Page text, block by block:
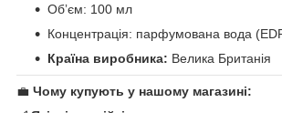
Обʼєм: 100 мл
Концентрація: парфумована вода
Країна виробника: Велика Британія
💼 Чому купують у нашому магазині: